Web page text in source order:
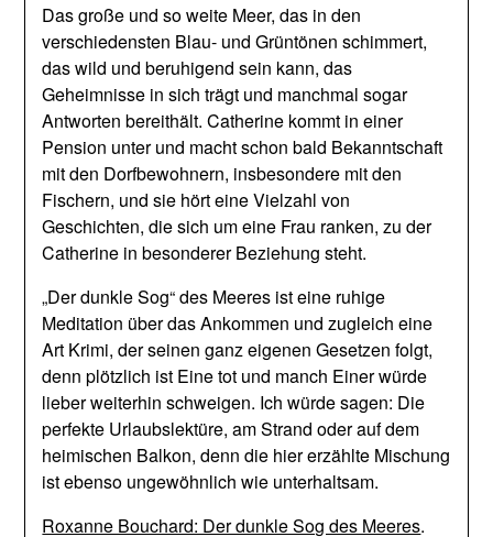
Das große und so weite Meer, das in den
verschiedensten Blau- und Grüntönen schimmert,
das wild und beruhigend sein kann, das
Geheimnisse in sich trägt und manchmal sogar
Antworten bereithält. Catherine kommt in einer
Pension unter und macht schon bald Bekanntschaft
mit den Dorfbewohnern, insbesondere mit den
Fischern, und sie hört eine Vielzahl von
Geschichten, die sich um eine Frau ranken, zu der
Catherine in besonderer Beziehung steht.
„Der dunkle Sog“ des Meeres ist eine ruhige
Meditation über das Ankommen und zugleich eine
Art Krimi, der seinen ganz eigenen Gesetzen folgt,
denn plötzlich ist Eine tot und manch Einer würde
lieber weiterhin schweigen. Ich würde sagen: Die
perfekte Urlaubslektüre, am Strand oder auf dem
heimischen Balkon, denn die hier erzählte Mischung
ist ebenso ungewöhnlich wie unterhaltsam.
Roxanne Bouchard: Der dunkle Sog des Meeres.